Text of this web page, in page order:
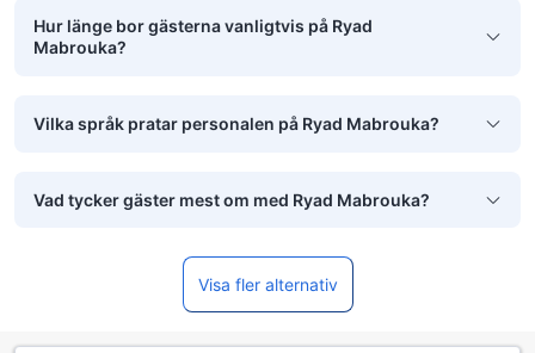
Hur länge bor gästerna vanligtvis på Ryad
Mabrouka?
Vilka språk pratar personalen på Ryad Mabrouka?
Vad tycker gäster mest om med Ryad Mabrouka?
Visa fler alternativ